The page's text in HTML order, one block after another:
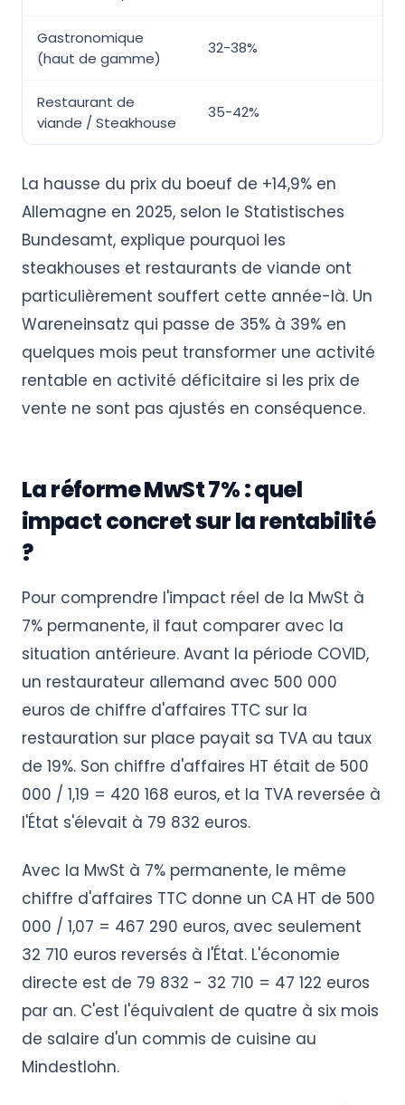
Gastronomique
(haut de gamme)
32-38%
Restaurant de
viande / Steakhouse
35-42%
La hausse du prix du boeuf de +14,9% en
Allemagne en 2025, selon le Statistisches
Bundesamt, explique pourquoi les
steakhouses et restaurants de viande ont
particulièrement souffert cette année-là. Un
Wareneinsatz qui passe de 35% à 39% en
quelques mois peut transformer une activité
rentable en activité déficitaire si les prix de
vente ne sont pas ajustés en conséquence.
La réforme MwSt 7% : quel
impact concret sur la rentabilité
?
Pour comprendre l'impact réel de la MwSt à
7% permanente, il faut comparer avec la
situation antérieure. Avant la période COVID,
un restaurateur allemand avec 500 000
euros de chiffre d'affaires TTC sur la
restauration sur place payait sa TVA au taux
de 19%. Son chiffre d'affaires HT était de 500
000 / 1,19 = 420 168 euros, et la TVA reversée à
l'État s'élevait à 79 832 euros.
Avec la MwSt à 7% permanente, le même
chiffre d'affaires TTC donne un CA HT de 500
000 / 1,07 = 467 290 euros, avec seulement
32 710 euros reversés à l'État. L'économie
directe est de 79 832 - 32 710 = 47 122 euros
par an. C'est l'équivalent de quatre à six mois
de salaire d'un commis de cuisine au
Mindestlohn.